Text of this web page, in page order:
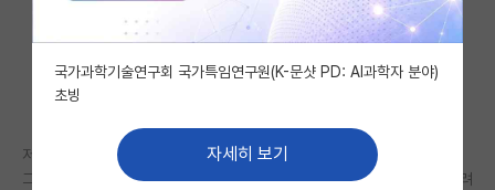
자유 게시판(아무개랩)
미국 유학 게시판
미국 대학원 합격 후기 게시판
대학원생 모집 게시판
저의 박사과정 동기에 대해 적어보려고 합니다ㅎ.ㅎ
그리고 힘든 시기를 보내고 계신 박사과정 분들에게 응원의 의미로 적어보려
국가과학기술연구회 국가특임연구원(K-문샷 PD: AI과학자 분야)
초빙
자세히 보기